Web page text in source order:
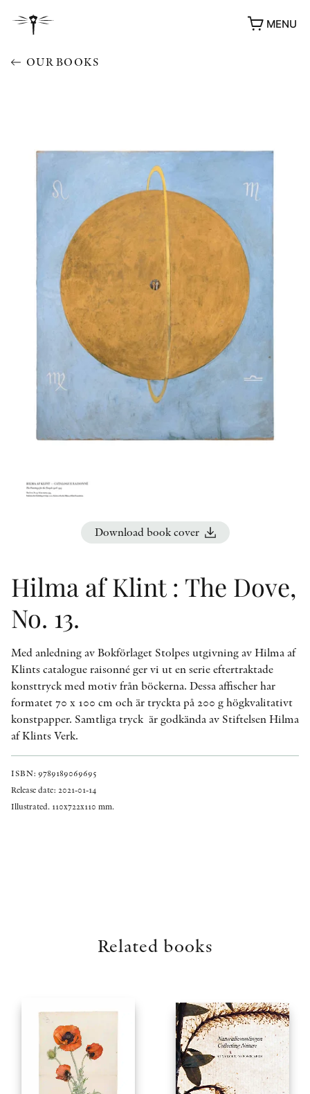
MENU
OTHER FORMATS
PEER REVIEW PROCESS
OUR BOOKS
Download book cover
Hilma af Klint : The Dove,
No. 13.
Med anledning av Bokförlaget Stolpes utgivning av Hilma af
Klints catalogue raisonné ger vi ut en serie eftertraktade
konsttryck med motiv från böckerna. Dessa affischer har
formatet 70 x 100 cm och är tryckta på 200 g högkvalitativt
konstpapper. Samtliga tryck är godkända av Stiftelsen Hilma
af Klints Verk.
ISBN: 9789189069695
Release date: 2021-01-14
Illustrated. 110x722x110 mm.
Related books